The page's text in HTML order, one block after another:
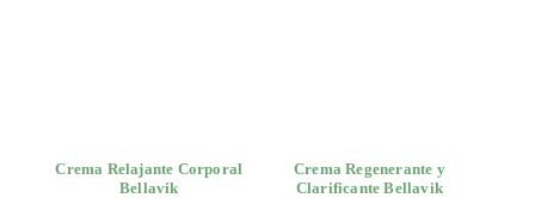
Crema Relajante Corporal
Bellavik
Crema Regenerante y
Clarificante Bellavik